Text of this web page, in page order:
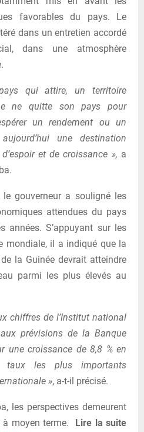
favorables du pays. Le
dans un entretien accordé
dans une atmosphère
qui attire, un territoire
ne quitte son pays pour
un rendement ou un
une destination
et de croissance », a
gouverneur a souligné les
attendues du pays
années. S’appuyant sur les
mondiale, il a indiqué que la
la Guinée devrait atteindre
parmi les plus élevés au
chiffres de l’Institut national
prévisions de la Banque
une croissance de 8,8 % en
taux les plus importants
», a-t-il précisé.
les perspectives demeurent
moyen terme. Lire la suite